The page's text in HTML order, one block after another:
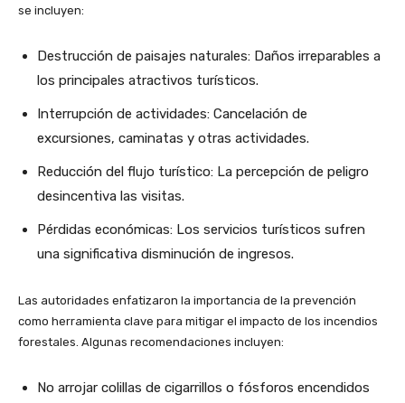
se incluyen:
Destrucción de paisajes naturales: Daños irreparables a
los principales atractivos turísticos.
Interrupción de actividades: Cancelación de
excursiones, caminatas y otras actividades.
Reducción del flujo turístico: La percepción de peligro
desincentiva las visitas.
Pérdidas económicas: Los servicios turísticos sufren
una significativa disminución de ingresos.
Las autoridades enfatizaron la importancia de la prevención
como herramienta clave para mitigar el impacto de los incendios
forestales. Algunas recomendaciones incluyen:
No arrojar colillas de cigarrillos o fósforos encendidos